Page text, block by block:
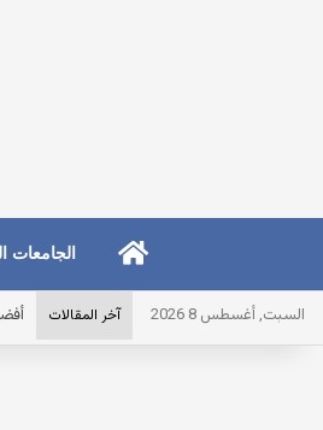
الرئيسيةالجامعات
السبت, أغسطس 8 2026 آخر المقالات